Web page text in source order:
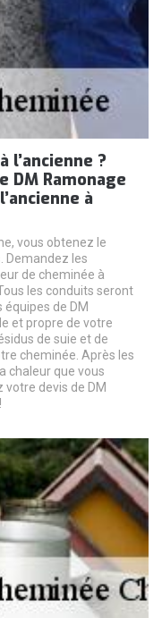
l’ancienne ?
DM Ramonage
à
vous obtenez le
Demandez les
de cheminée à
les conduits seront
de DM
et propre de votre
de suie et de
cheminée. Après les
chaleur que vous
devis de DM